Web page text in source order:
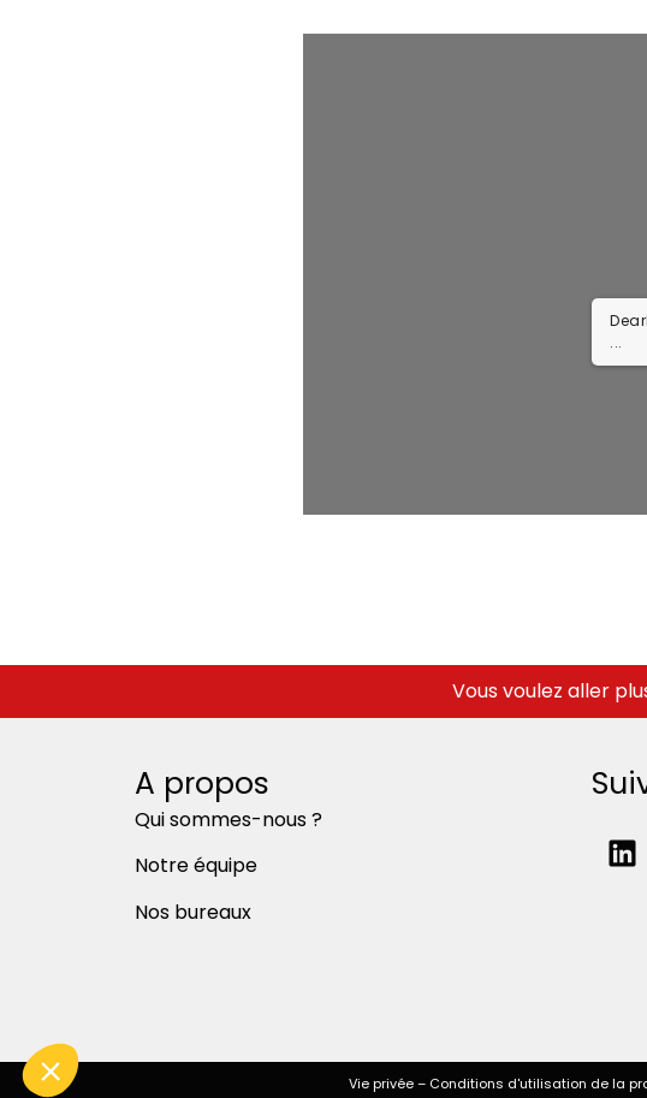
...
Vous voulez aller
A propos
Qui sommes-nous ?
Notre équipe
Nos bureaux
Vie privée– Conditions d'utilisation de la